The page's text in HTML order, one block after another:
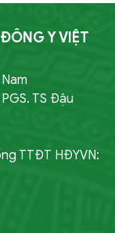
Y VIỆT
TS Đậu
TTĐT HĐYVN: